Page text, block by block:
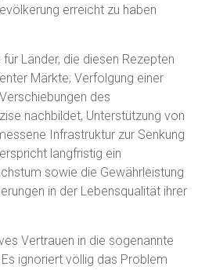
erreicht zu haben
Länder, die diesen Rezepten
Märkte; Verfolgung einer
des
nachbildet, Unterstützung von
Infrastruktur zur Senkung
langfristig ein
sowie die Gewährleistung
in der Lebensqualität ihrer
Vertrauen in die sogenannte
Es ignoriert völlig das Problem